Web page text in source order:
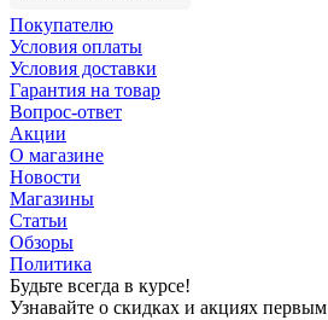
Покупателю
Условия оплаты
Условия доставки
Гарантия на товар
Вопрос-ответ
Акции
О магазине
Новости
Магазины
Статьи
Обзоры
Политика
Будьте всегда в курсе!
Узнавайте о скидках и акциях первым